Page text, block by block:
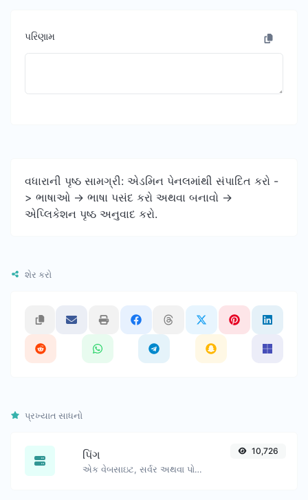
પરિણામ
વધારાની પૃષ્ઠ સામગ્રી: એડમિન પેનલમાંથી સંપાદિત કરો -
> ભાષાઓ -> ભાષા પસંદ કરો અથવા બનાવો ->
એપ્લિકેશન પૃષ્ઠ અનુવાદ કરો.
શેર કરો
પ્રખ્યાત સાધનો
પિંગ
એક વેબસાઇટ, સર્વર અથવા પોર્ટને પિંગ કરો.
10,726